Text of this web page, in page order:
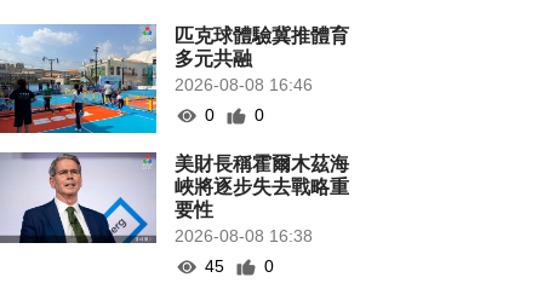
匹克球體驗冀推體育
多元共融
2026-08-08 16:46
0
0
美財長稱霍爾木茲海
峽將逐步失去戰略重
要性
2026-08-08 16:38
45
0